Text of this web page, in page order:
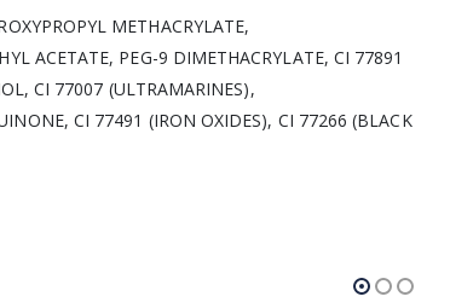
METHACRYLATE,
ACETATE, PEG-9 DIMETHACRYLATE, CI 77891
CI 77007 (ULTRAMARINES),
CI 77491 (IRON OXIDES), CI 77266 (BLACK